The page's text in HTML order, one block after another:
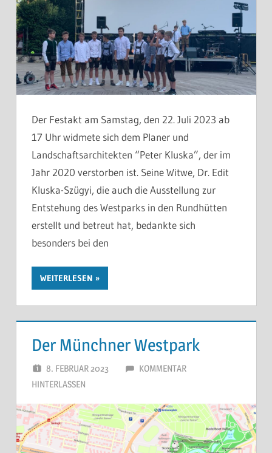
Der Festakt am Samstag, den 22. Juli 2023 ab
17 Uhr widmete sich dem Planer und
Landschaftsarchitekten “Peter Kluska”, der im
Jahr 2020 verstorben ist. Seine Witwe, Dr. Edit
Kluska-Szügyi, die auch die Ausstellung zur
Entstehung des Westparks in den Rundhütten
erstellt und betreut hat, bedankte sich
besonders bei den
WEITERLESEN
Der Münchner Westpark
8. FEBRUAR 2023 40 JAHRE WESTPARK
KOMMENTAR
HINTERLASSEN